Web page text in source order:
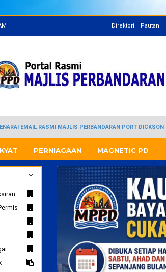
Direktori Pautan
EMAIL RASMI MAJLIS PERBANDARAN PORT DICKSON
PERNIAGAAN MAGNETIC PD